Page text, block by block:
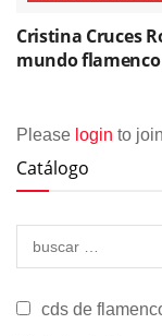
Cristina Cruces
mundo
Please login to
Catálogo
cds de